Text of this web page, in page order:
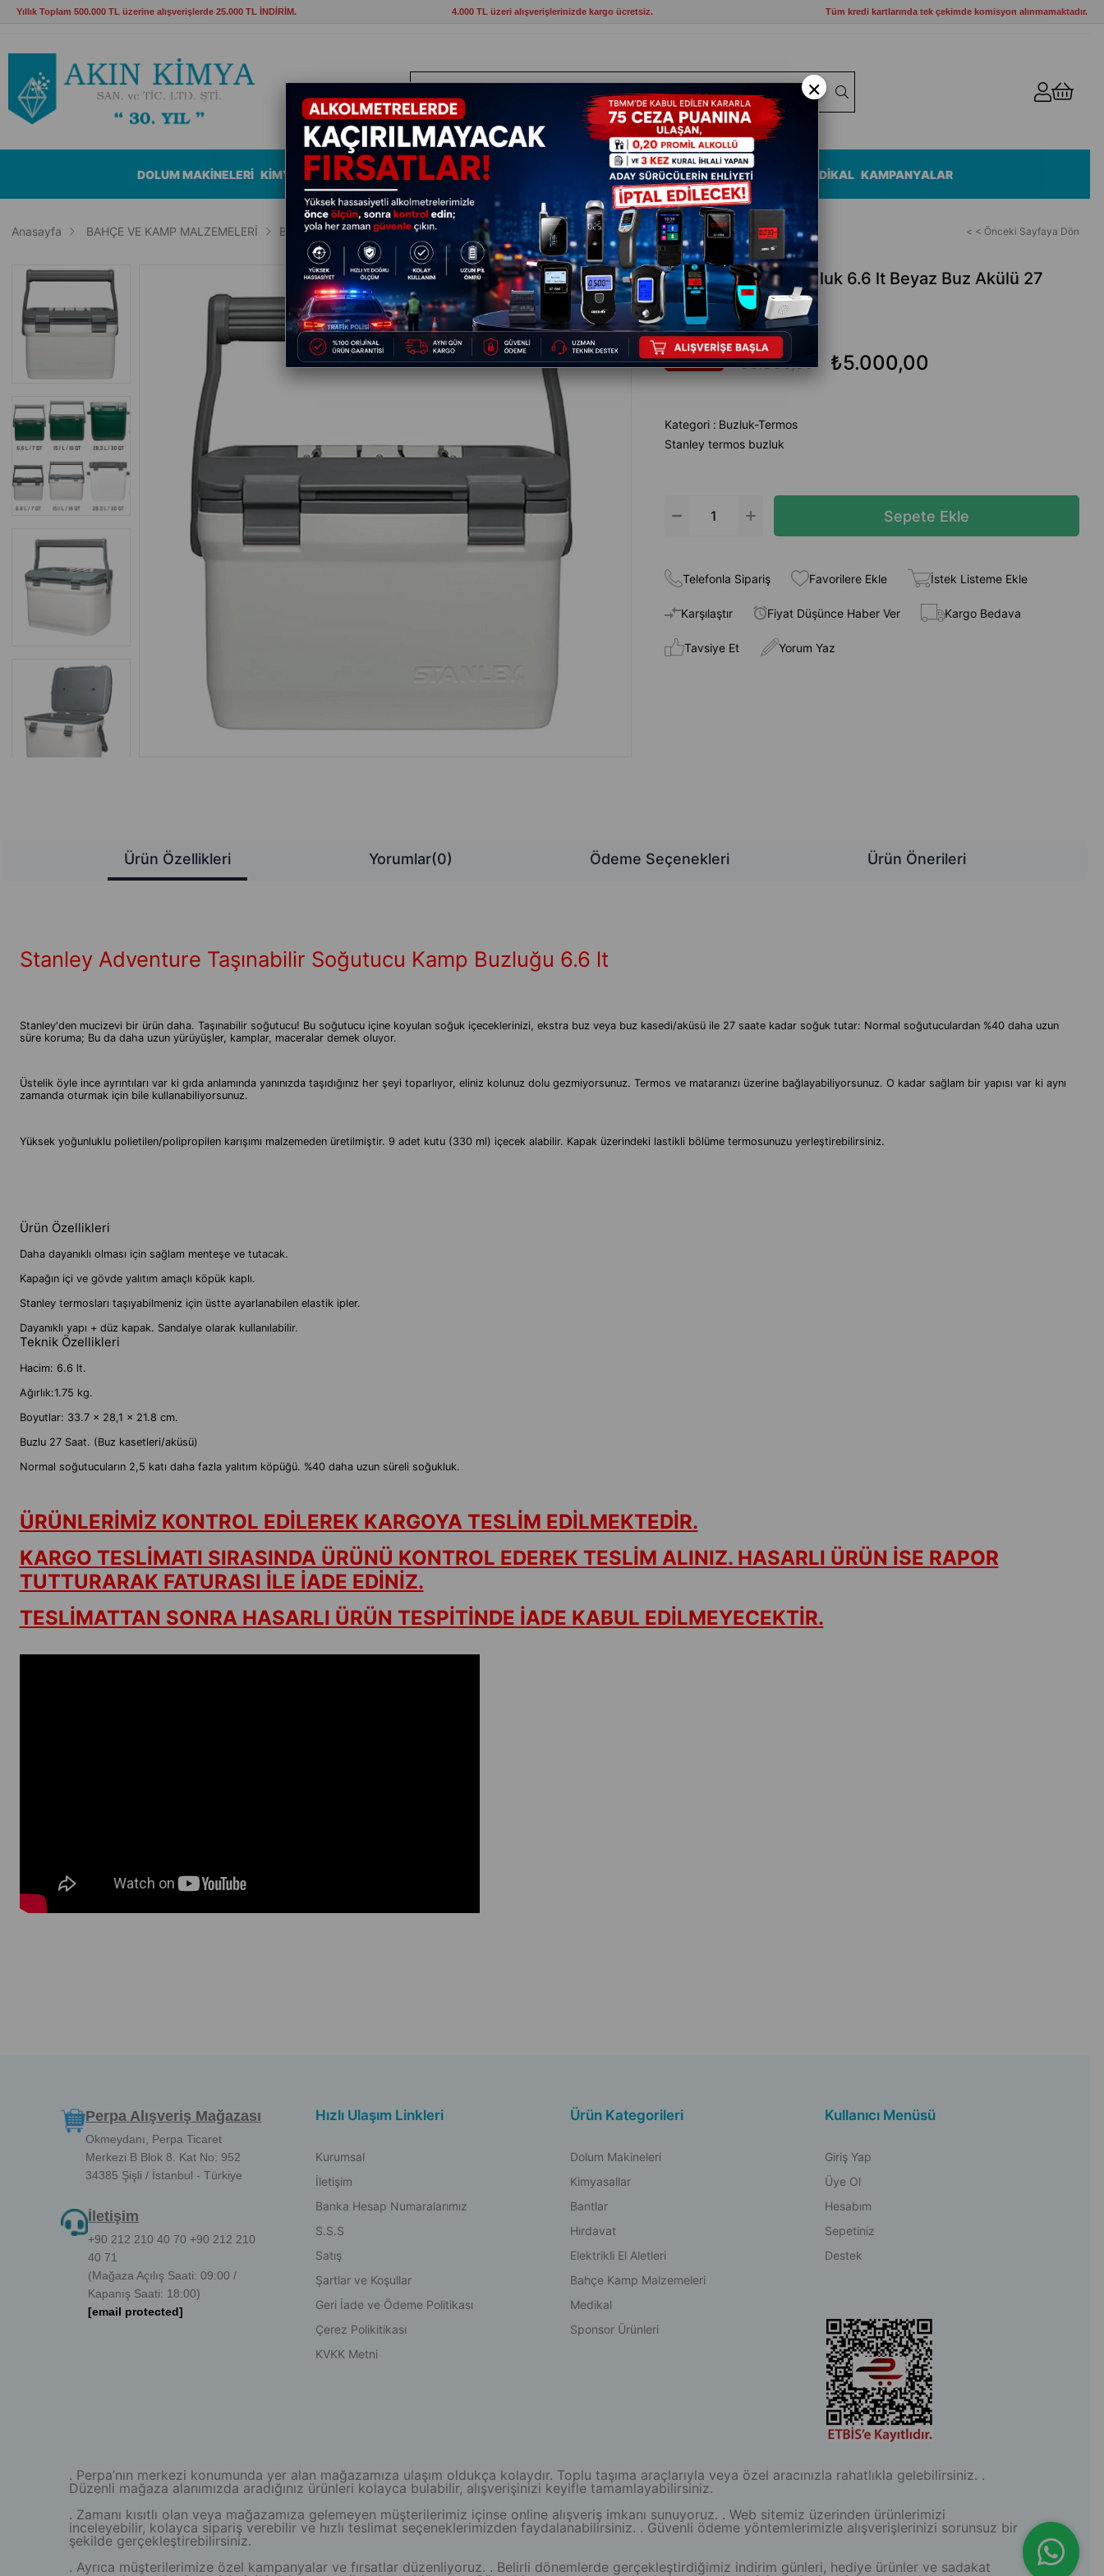
Yıllık Toplam 500.000 TL üzerine alışverişlerde 25.000 TL İNDİRİM. 4.000 TL üzeri alışverişlerinizde kargo ücretsiz. Tüm kredi kartlarında tek çekimde komisyon alınmamaktadır.
DOLUM MAKİNELERİ KİMYASALLAR BANTLAR HIRDAVAT ELEKTRİKLİ ALETLER BAHÇE VE KAMP MALZEMELERİ MEDİKAL KAMPANYALAR
Anasayfa BAHÇE VE KAMP MALZEMELERİ Buzluk-Termos Stanley Termos Buzluk 6.6 lt Beyaz Buz Akülü 27 Saat Soğuk < < Önceki Sayfaya Dön
Stanley Termos Buzluk 6.6 lt Beyaz Buz Akülü 27
Saat Soğuk
9 ₺5.500,00 ₺5.000,00
Kategori : Buzluk-Termos
Stanley termos buzluk
Telefonla Sipariş Favorilere Ekle İstek Listeme Ekle
Karşılaştır Fiyat Düşünce Haber Ver Kargo Bedava
Tavsiye Et Yorum Yaz
Ürün Özellikleri Yorumlar(0) Ödeme Seçenekleri Ürün Önerileri
Stanley Adventure Taşınabilir Soğutucu Kamp Buzluğu 6.6 lt
Stanley'den mucizevi bir ürün daha. Taşınabilir soğutucu! Bu soğutucu içine koyulan soğuk içeceklerinizi, ekstra buz veya buz kasedi/aküsü ile 27 saate kadar soğuk tutar: Normal soğutuculardan %40 daha uzun
süre koruma; Bu da daha uzun yürüyüşler, kamplar, maceralar demek oluyor.
Üstelik öyle ince ayrıntıları var ki gıda anlamında yanınızda taşıdığınız her şeyi toparlıyor, eliniz kolunuz dolu gezmiyorsunuz. Termos ve mataranızı üzerine bağlayabiliyorsunuz. O kadar sağlam bir yapısı var ki aynı
zamanda oturmak için bile kullanabiliyorsunuz.
Yüksek yoğunluklu polietilen/polipropilen karışımı malzemeden üretilmiştir. 9 adet kutu (330 ml) içecek alabilir. Kapak üzerindeki lastikli bölüme termosunuzu yerleştirebilirsiniz.
Ürün Özellikleri
Daha dayanıklı olması için sağlam menteşe ve tutacak.
Kapağın içi ve gövde yalıtım amaçlı köpük kaplı.
Stanley termosları taşıyabilmeniz için üstte ayarlanabilen elastik ipler.
Dayanıklı yapı + düz kapak. Sandalye olarak kullanılabilir.
Teknik Özellikleri
Hacim: 6.6 lt.
Ağırlık:1.75 kg.
Boyutlar: 33.7 x 28,1 x 21.8 cm.
Buzlu27 Saat. (Buz kasetleri/aküsü)
Normal soğutucuların 2,5 katı daha fazla yalıtım köpüğü. %40 daha uzun süreli soğukluk.
ÜRÜNLERİMİZ KONTROL EDİLEREK KARGOYA TESLİM EDİLMEKTEDİR.
KARGO TESLİMATI SIRASINDA ÜRÜNÜ KONTROL EDEREK TESLİM ALINIZ. HASARLI ÜRÜN İSE RAPOR
TUTTURARAK FATURASI İLE İADE EDİNİZ.
TESLİMATTAN SONRA HASARLI ÜRÜN TESPİTİNDE İADE KABUL EDİLMEYECEKTİR.
Perpa Alışveriş Mağazası
Okmeydanı, Perpa Ticaret
Merkezi B Blok 8. Kat No: 952
34385 Şişli / İstanbul - Türkiye
İletişim
+90 212 210 40 70 +90 212 210
40 71
(Mağaza Açılış Saati: 09:00 /
Kapanış Saati: 18:00)
[email protected]
Hızlı Ulaşım Linkleri
Kurumsal
İletişim
Banka Hesap Numaralarımız
S.S.S
Satış
Şartlar ve Koşullar
Geri İade ve Ödeme Politikası
Çerez Polikitikası
KVKK Metni
Ürün Kategorileri
Dolum Makineleri
Kimyasallar
Bantlar
Hırdavat
Elektrikli El Aletleri
Bahçe Kamp Malzemeleri
Medikal
Sponsor Ürünleri
Kullanıcı Menüsü
Giriş Yap
Üye Ol
Hesabım
Sepetiniz
Destek
. Perpa’nın merkezi konumunda yer alan mağazamıza ulaşım oldukça kolaydır. Toplu taşıma araçlarıyla veya özel aracınızla rahatlıkla gelebilirsiniz. .
Düzenli mağaza alanımızda aradığınız ürünleri kolayca bulabilir, alışverişinizi keyifle tamamlayabilirsiniz.
. Zamanı kısıtlı olan veya mağazamıza gelemeyen müşterilerimiz içinse online alışveriş imkanı sunuyoruz. . Web sitemiz üzerinden ürünlerimizi
inceleyebilir, kolayca sipariş verebilir ve hızlı teslimat seçeneklerimizden faydalanabilirsiniz. . Güvenli ödeme yöntemlerimizle alışverişlerinizi sorunsuz bir
şekilde gerçekleştirebilirsiniz.
. Ayrıca müşterilerimize özel kampanyalar ve fırsatlar düzenliyoruz. . Belirli dönemlerde gerçekleştirdiğimiz indirim günleri, hediye ürünler ve sadakat
×